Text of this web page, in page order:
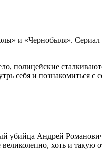
и «Чернобыля».
полицейские
себя и познакомиться с
убийца Андрей
хоть и такую